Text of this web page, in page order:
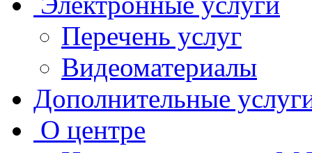
Перечень услуг
Видеоматериалы
Дополнительные
О центре